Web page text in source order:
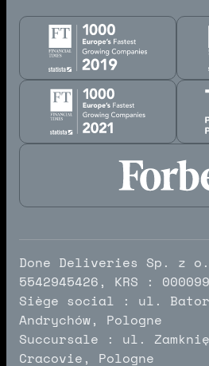
Done Deliveries Sp. z
5542945426, KRS :
Siège social : ul.
Andrychów, Pologne
Succursale : ul.
Cracovie, Pologne